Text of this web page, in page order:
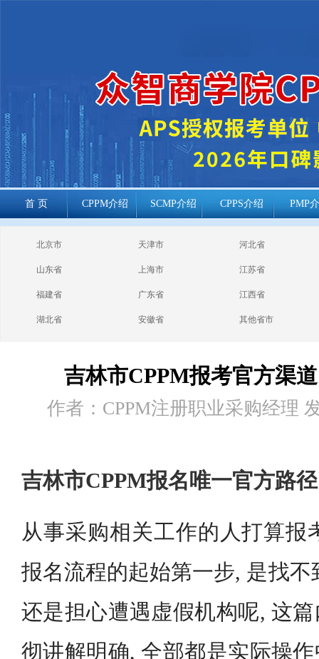
首 页 CPPM介绍 SCMP介绍 CPPS介绍 PMP
cppm报考常见
问题
北京市 天津市 河北省
山东省 上海市 江苏省
福建省 广东省 江西省
湖北省 安徽省 其他省市
吉林市CPPM报考官方渠
作者：CPPM注册职业采购经理
吉林市CPPM报名唯一官方路径
从事采购相关工作的人打算报
报名流程的起始第一步, 是找
还是担心遭遇虚假机构呢, 这
彻讲解明确, 全部都是实际操